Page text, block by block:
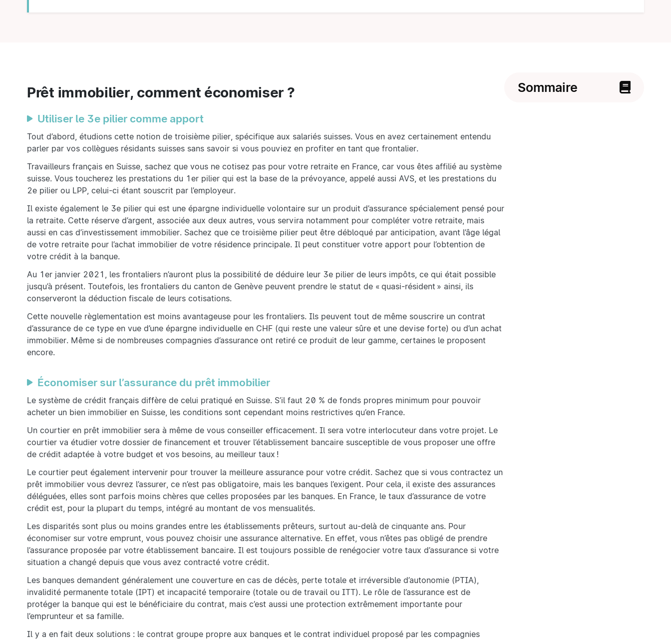
Prêt immobilier, comment économiser ?
Utiliser le 3e pilier comme apport
Tout d’abord, étudions cette notion de troisième pilier, spécifique aux salariés suisses. Vous en avez certainement entendu
parler par vos collègues résidants suisses sans savoir si vous pouviez en profiter en tant que frontalier.
Travailleurs français en Suisse, sachez que vous ne cotisez pas pour votre retraite en France, car vous êtes affilié au système
suisse. Vous toucherez les prestations du 1er pilier qui est la base de la prévoyance, appelé aussi AVS, et les prestations du
2e pilier ou LPP, celui-ci étant souscrit par l’employeur.
Il existe également le 3e pilier qui est une épargne individuelle volontaire sur un produit d’assurance spécialement pensé pour
la retraite. Cette réserve d’argent, associée aux deux autres, vous servira notamment pour compléter votre retraite, mais
aussi en cas d’investissement immobilier. Sachez que ce troisième pilier peut être débloqué par anticipation, avant l’âge légal
de votre retraite pour l’achat immobilier de votre résidence principale. Il peut constituer votre apport pour l’obtention de
votre crédit à la banque.
Au 1er janvier 2021, les frontaliers n’auront plus la possibilité de déduire leur 3e pilier de leurs impôts, ce qui était possible
jusqu’à présent. Toutefois, les frontaliers du canton de Genève peuvent prendre le statut de « quasi-résident » ainsi, ils
conserveront la déduction fiscale de leurs cotisations.
Cette nouvelle règlementation est moins avantageuse pour les frontaliers. Ils peuvent tout de même souscrire un contrat
d’assurance de ce type en vue d’une épargne individuelle en CHF (qui reste une valeur sûre et une devise forte) ou d’un achat
immobilier. Même si de nombreuses compagnies d’assurance ont retiré ce produit de leur gamme, certaines le proposent
encore.
Économiser sur l’assurance du prêt immobilier
Le système de crédit français diffère de celui pratiqué en Suisse. S’il faut 20 % de fonds propres minimum pour pouvoir
acheter un bien immobilier en Suisse, les conditions sont cependant moins restrictives qu’en France.
Un courtier en prêt immobilier sera à même de vous conseiller efficacement. Il sera votre interlocuteur dans votre projet. Le
courtier va étudier votre dossier de financement et trouver l’établissement bancaire susceptible de vous proposer une offre
de crédit adaptée à votre budget et vos besoins, au meilleur taux !
Le courtier peut également intervenir pour trouver la meilleure assurance pour votre crédit. Sachez que si vous contractez un
prêt immobilier vous devrez l’assurer, ce n’est pas obligatoire, mais les banques l’exigent. Pour cela, il existe des assurances
déléguées, elles sont parfois moins chères que celles proposées par les banques. En France, le taux d’assurance de votre
crédit est, pour la plupart du temps, intégré au montant de vos mensualités.
Les disparités sont plus ou moins grandes entre les établissements prêteurs, surtout au-delà de cinquante ans. Pour
économiser sur votre emprunt, vous pouvez choisir une assurance alternative. En effet, vous n’êtes pas obligé de prendre
l’assurance proposée par votre établissement bancaire. Il est toujours possible de renégocier votre taux d’assurance si votre
situation a changé depuis que vous avez contracté votre crédit.
Les banques demandent généralement une couverture en cas de décès, perte totale et irréversible d’autonomie (PTIA),
invalidité permanente totale (IPT) et incapacité temporaire (totale ou de travail ou ITT). Le rôle de l’assurance est de
protéger la banque qui est le bénéficiaire du contrat, mais c’est aussi une protection extrêmement importante pour
l’emprunteur et sa famille.
Il y a en fait deux solutions : le contrat groupe propre aux banques et le contrat individuel proposé par les compagnies
Sommaire